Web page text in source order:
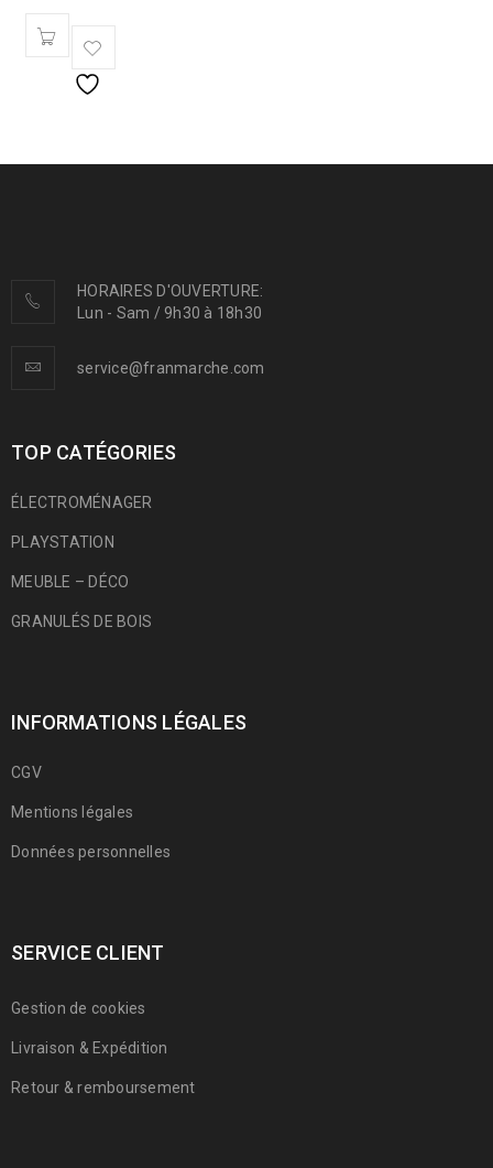
HORAIRES D'OUVERTURE:
Lun - Sam / 9h30 à 18h30
service@franmarche.com
TOP CATÉGORIES
ÉLECTROMÉNAGER
PLAYSTATION
MEUBLE – DÉCO
GRANULÉS DE BOIS
INFORMATIONS LÉGALES
CGV
Mentions légales
Données personnelles
SERVICE CLIENT
Gestion de cookies
Livraison & Expédition
Retour & remboursement